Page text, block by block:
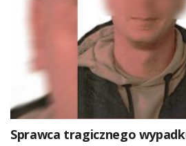
Sprawca tragicznego